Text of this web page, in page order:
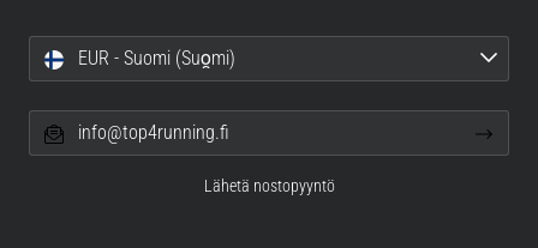
EUR - Suomi (Suo̯mi)
info@top4running.fi
Lähetä nostopyyntö